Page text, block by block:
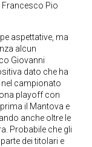
Pio
aspettative, ma
alcun
Giovanni
dato che ha
nel campionato
playoff con
il Mantova e
anche oltre le
Probabile che gli
dei titolari e